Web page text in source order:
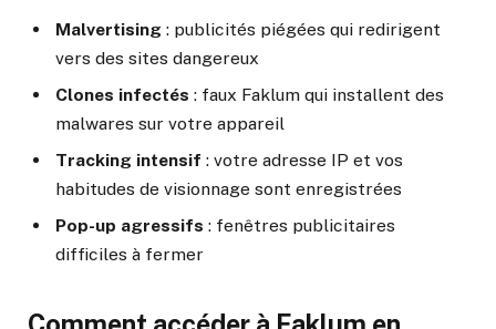
Malvertising : publicités piégées qui redirigent
vers des sites dangereux
Clones infectés : faux Faklum qui installent des
malwares sur votre appareil
Tracking intensif : votre adresse IP et vos
habitudes de visionnage sont enregistrées
Pop-up agressifs : fenêtres publicitaires
difficiles à fermer